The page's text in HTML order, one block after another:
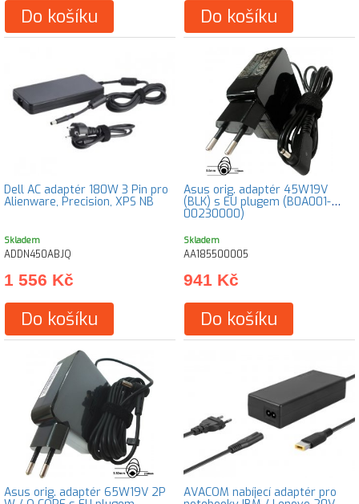
Do košíku Do košíku
Dell AC adaptér 180W 3 Pin pro
Alienware, Precision, XPS NB
Skladem
ADDN450ABJQ
1 556 Kč
Do košíku
Asus orig. adaptér 45W19V
(BLK) s EU plugem (B0A001-
00230000)
Skladem
AA185500005
941 Kč
Do košíku
Asus orig. adaptér 65W19V 2P AVACOM nabíjecí adaptér pro